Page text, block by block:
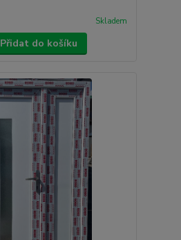
Skladem
Přidat do košíku